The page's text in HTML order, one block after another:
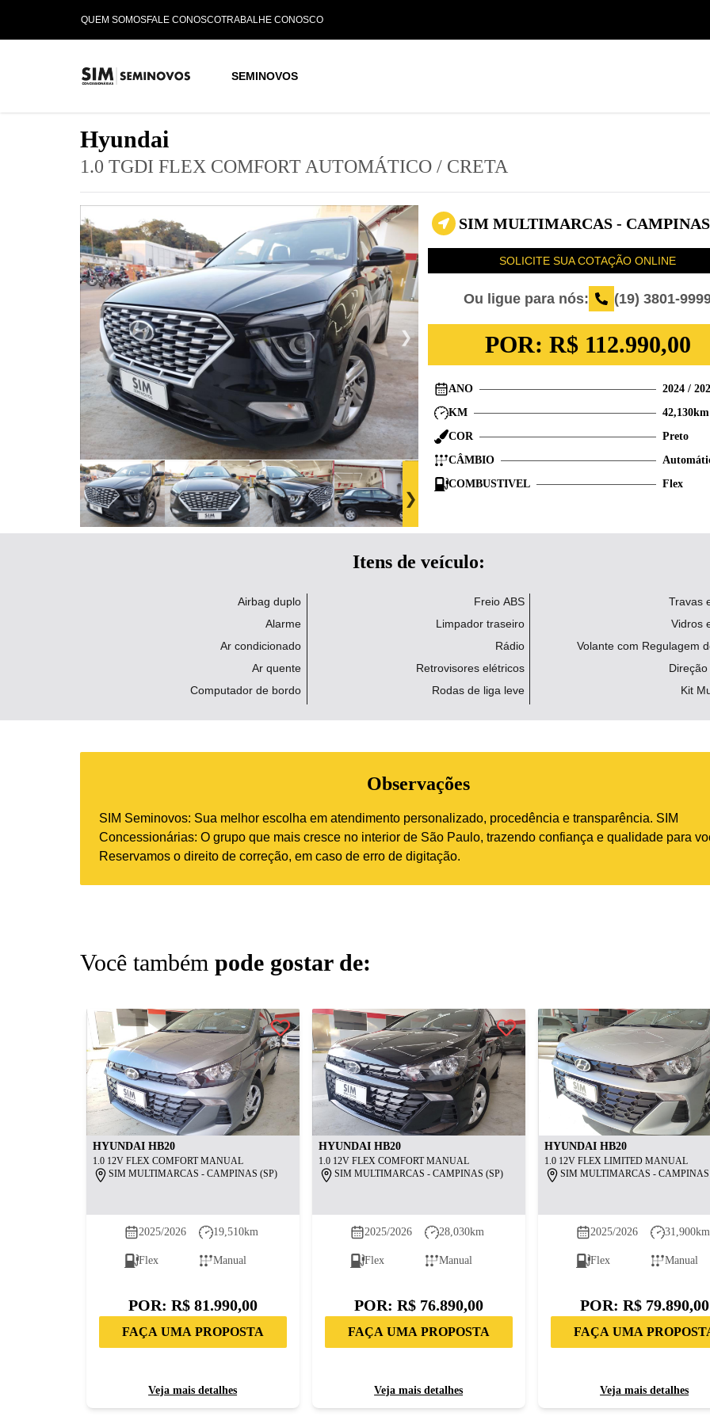
QUEM SOMOSFALE CONOSCOTRABALHE CONOSCO
SEMINOVOS
Hyundai
1.0 TGDI FLEX COMFORT AUTOMÁTICO/ CRETA
SIM MULTIMARCAS -
SOLICITE SUA COTAÇÃO ONLINE
Ou ligue para nós: (19) 3801-
POR: R$ 112.990,00
ANO 2024/
KM
42,130km
COR
Preto
CÂMBIO
COMBUSTIVEL
Flex
Itens de veículo:
Airbag duplo
Alarme
Ar condicionado
Ar quente
Computador de bordo
Freio ABS
Limpador traseiro
Rádio
Retrovisores elétricos
Rodas de liga leve
Travas
Vidros
Volante com Regulagem
Kit
Observações
SIM Seminovos: Sua melhor escolha em atendimento personalizado, procedência e transparência. SIM
Concessionárias: O grupo que mais cresce no interior de São Paulo, trazendo confiança e qualidade para
Reservamos o direito de correção, em caso de erro de digitação.
Você também pode gostar de:
HYUNDAI HB20
1.0 12V FLEX COMFORT MANUAL
SIM MULTIMARCAS - CAMPINAS (SP)
2025/2026 19,510km
Flex Manual
POR: R$ 81.990,00
FAÇA UMA PROPOSTA
Veja mais detalhes
HYUNDAI HB20
1.0 12V FLEX COMFORT MANUAL
SIM MULTIMARCAS - CAMPINAS (SP)
2025/2026 28,030km
Flex Manual
POR: R$ 76.890,00
FAÇA UMA PROPOSTA
Veja mais detalhes
HYUNDAI HB20
1.0 12V FLEX LIMITED MANUAL
SIM MULTIMARCAS - CAMPINAS
2025/2026 31,900km
Flex Manual
POR: R$ 79.890,00
FAÇA UMA
Veja mais detalhes